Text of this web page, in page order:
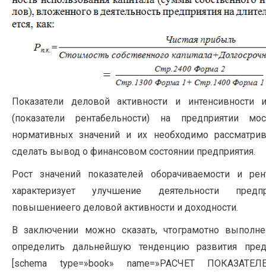
Показатели деловой активности и интенсивности
(показатели рентабельности) на предприятии
нормативных значений и их необходимо
сделать вывод о финансовом состоянии предприятия.
Рост значений показателей оборачиваемости и
характеризует улучшение деятельности
повышениеего деловой активности и доходности.
В заключении можно сказать, чтограмотно
определить дальнейшую тенденцию развития
[schema type=»book» name=»РАСЧЕТ